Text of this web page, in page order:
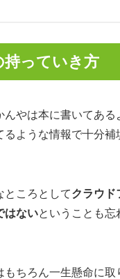
持っていき方
んやは本に書いてある
るような情報で十分補
ところとしてクラウド
はないということも忘
もちろん一生懸命に取